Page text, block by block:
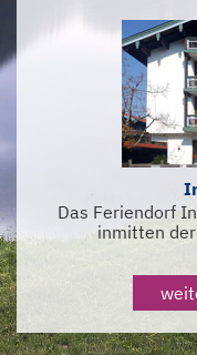
Das Feriendorf
inmitten